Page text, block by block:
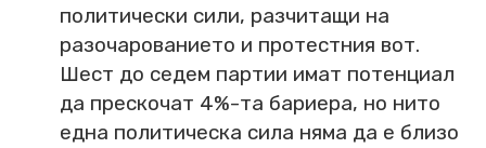
политически сили, разчитащи на
разочарованието и протестния вот.
Шест до седем партии имат потенциал
да прескочат 4%-та бариера, но нито
една политическа сила няма да е близо